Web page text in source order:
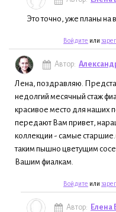
Это точно, уже планы на
Войдите или
Автор:
Лена, поздравляю.
недолгий месячный стаж
красивое место для
передают Вам привет,
коллекции - самые старшие.
таким пышно цветущим
Вашим фиалкам.
Войдите или
Автор: Елена